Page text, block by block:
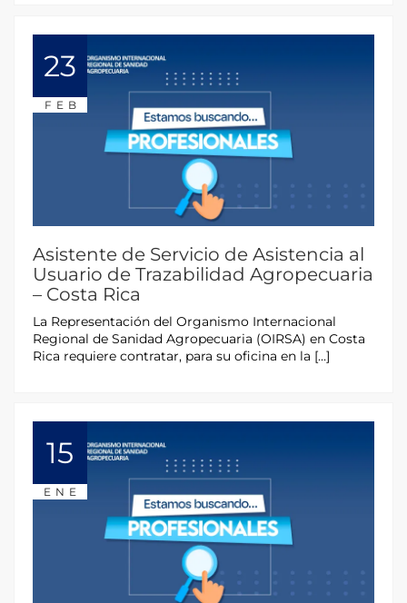
23
FEB
Asistente de Servicio de Asistencia al
Usuario de Trazabilidad Agropecuaria
– Costa Rica
La Representación del Organismo Internacional
Regional de Sanidad Agropecuaria (OIRSA) en Costa
Rica requiere contratar, para su oficina en la […]
15
ENE